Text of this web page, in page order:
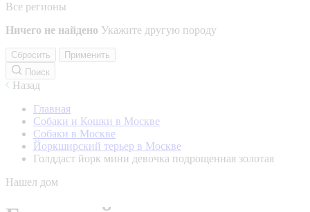
Все регионы
Ничего не найдено Укажите другую породу
Сбросить
Применить
Поиск
Назад
Главная
Собаки и Кошки в Москве
Собаки в Москве
Йоркширский терьер в Москве
Голддаст йорк мини девочка подрощенная золотая
Нашел дом